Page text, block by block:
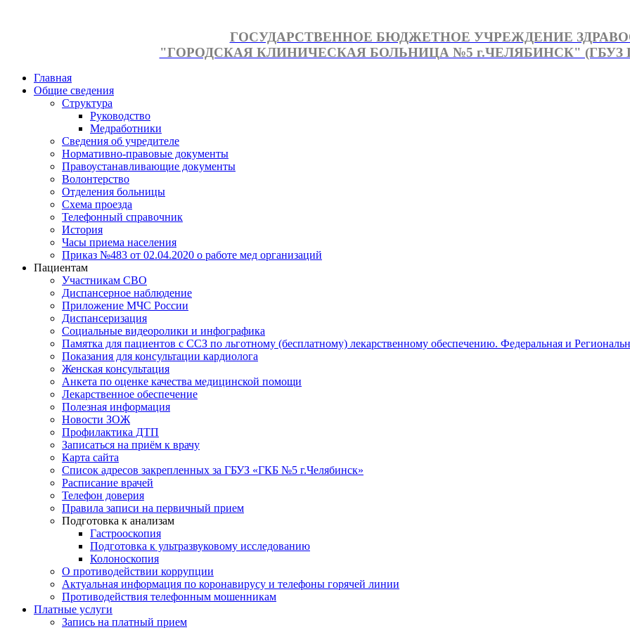
ГОСУДАРСТВЕННОЕ БЮДЖЕТНОЕ УЧРЕЖДЕНИЕ
"ГОРОДСКАЯ КЛИНИЧЕСКАЯ БОЛЬНИЦА №5 г.ЧЕЛЯБИНСК" (ГБУЗ
Главная
Общие сведения
Структура
Руководство
Медработники
Сведения об учредителе
Нормативно-правовые документы
Правоустанавливающие документы
Волонтерство
Отделения больницы
Схема проезда
Телефонный справочник
История
Часы приема населения
Приказ №483 от 02.04.2020 о работе мед организаций
Пациентам
Участникам СВО
Диспансерное наблюдение
Приложение МЧС России
Диспансеризация
Социальные видеоролики и инфографика
Памятка для пациентов с ССЗ по льготному (бесплатному) лекарственному обеспечению. Федеральная и
Показания для консультации кардиолога
Женская консультация
Анкета по оценке качества медицинской помощи
Лекарственное обеспечение
Полезная информация
Новости ЗОЖ
Профилактика ДТП
Записаться на приём к врачу
Карта сайта
Список адресов закрепленных за ГБУЗ «ГКБ №5 г.Челябинск»
Расписание врачей
Телефон доверия
Правила записи на первичный прием
Подготовка к анализам
Гастрооскопия
Подготовка к ультразвуковому исследованию
Колоноскопия
О противодействии коррупции
Актуальная информация по коронавирусу и телефоны горячей линии
Противодействия телефонным мошенникам
Платные услуги
Запись на платный прием